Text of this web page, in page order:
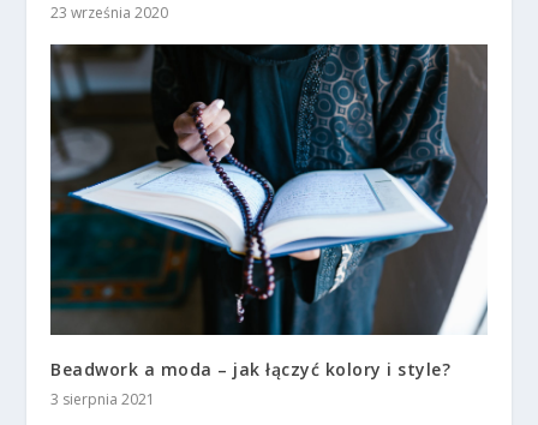
23 września 2020
Beadwork a moda – jak łączyć kolory i style?
3 sierpnia 2021